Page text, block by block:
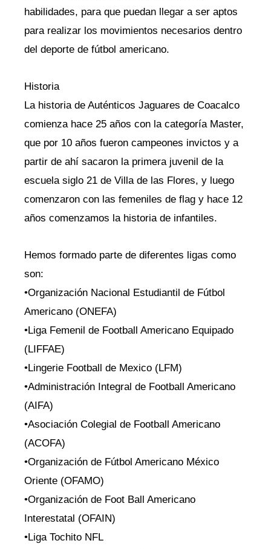
habilidades, para que puedan llegar a ser aptos
para realizar los movimientos necesarios dentro
del deporte de fútbol americano.
Historia
La historia de Auténticos Jaguares de Coacalco
comienza hace 25 años con la categoría Master,
que por 10 años fueron campeones invictos y a
partir de ahí sacaron la primera juvenil de la
escuela siglo 21 de Villa de las Flores, y luego
comenzaron con las femeniles de flag y hace 12
años comenzamos la historia de infantiles.
Hemos formado parte de diferentes ligas como
son:
•Organización Nacional Estudiantil de Fútbol
Americano (ONEFA)
•Liga Femenil de Football Americano Equipado
(LIFFAE)
•Lingerie Football de Mexico (LFM)
•Administración Integral de Football Americano
(AIFA)
•Asociación Colegial de Football Americano
(ACOFA)
•Organización de Fútbol Americano México
Oriente (OFAMO)
•Organización de Foot Ball Americano
Interestatal (OFAIN)
•Liga Tochito NFL